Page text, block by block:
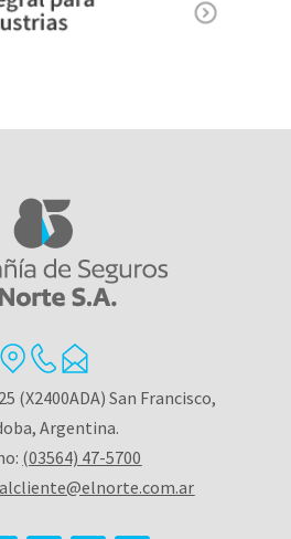
(X2400ADA) San Francisco,
Argentina.
(03564) 47-5700